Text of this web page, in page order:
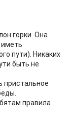
горки. Она
пути). Никаких
быть не
пристальное
правила